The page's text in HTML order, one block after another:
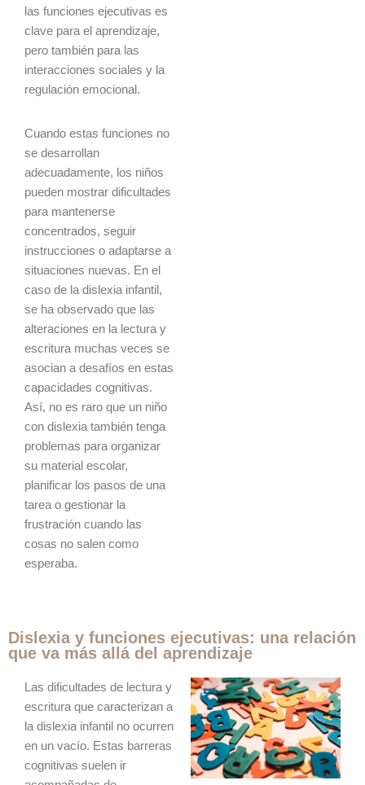
las funciones ejecutivas es
clave para el aprendizaje,
pero también para las
interacciones sociales y la
regulación emocional.
Cuando estas funciones no
se desarrollan
adecuadamente, los niños
pueden mostrar dificultades
para mantenerse
concentrados, seguir
instrucciones o adaptarse a
situaciones nuevas. En el
caso de la dislexia infantil,
se ha observado que las
alteraciones en la lectura y
escritura muchas veces se
asocian a desafíos en estas
capacidades cognitivas.
Así, no es raro que un niño
con dislexia también tenga
problemas para organizar
su material escolar,
planificar los pasos de una
tarea o gestionar la
frustración cuando las
cosas no salen como
esperaba.
Dislexia y funciones ejecutivas: una relación
que va más allá del aprendizaje
Las dificultades de lectura y
escritura que caracterizan a
la dislexia infantil no ocurren
en un vacío. Estas barreras
cognitivas suelen ir